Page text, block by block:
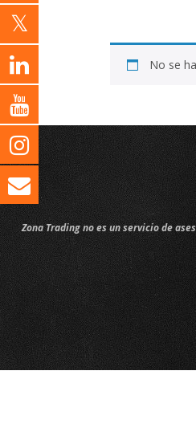
No se
Zona Trading no es un servicio de